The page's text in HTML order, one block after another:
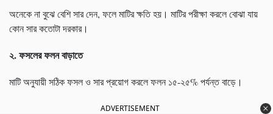
অনেকে না বুঝে বেশি সার দেন, ফলে মাটির ক্ষতি হয়। মাটির পরীক্ষা করলে বোঝা যায়
কোন সার কতোটা দরকার।
২.ফসলের ফলন বাড়াতে
মাটি অনুযায়ী সঠিক ফসল ও সার প্রয়োগ করলে ফলন ১৫-২৫% পর্যন্ত বাড়ে।
ADVERTISEMENT